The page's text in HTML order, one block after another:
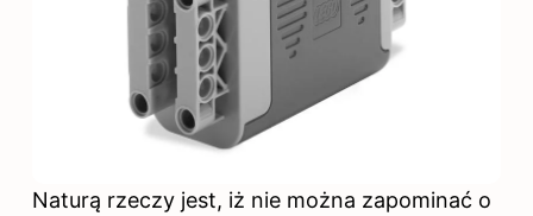
Naturą rzeczy jest, iż nie można zapominać o